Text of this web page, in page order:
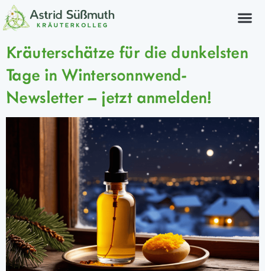
Kräuterschätze für die dunkelsten
Tage in Wintersonnwend-
Newsletter – jetzt anmelden!